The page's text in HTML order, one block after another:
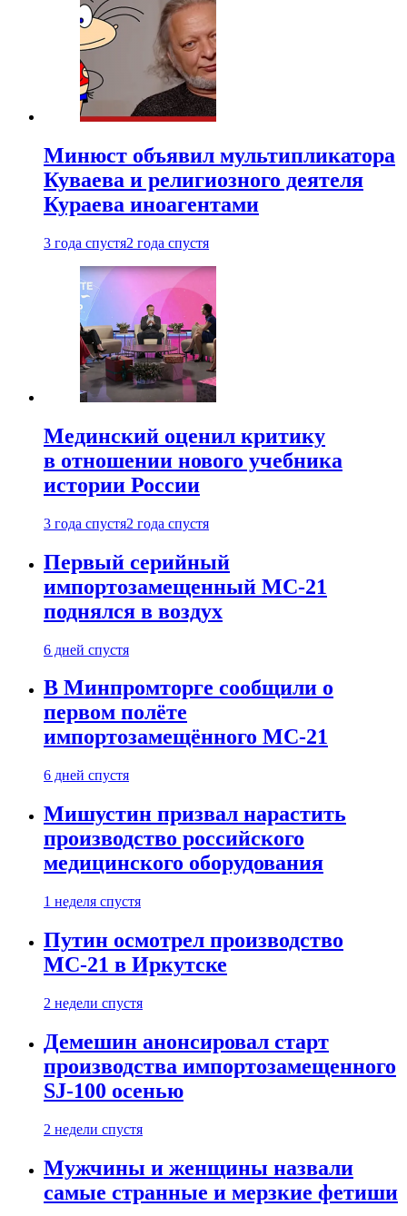
Минюст объявил мультипликатора
Куваева и религиозного деятеля
Кураева иноагентами
3 года спустя2 года спустя
Мединский оценил критику
в отношении нового учебника
истории России
3 года спустя2 года спустя
Первый серийный
импортозамещенный МС-21
поднялся в воздух
6 дней спустя
В Минпромторге сообщили о
первом полёте
импортозамещённого МС-21
6 дней спустя
Мишустин призвал нарастить
производство российского
медицинского оборудования
1 неделя спустя
Путин осмотрел производство
МС-21 в Иркутске
2 недели спустя
Демешин анонсировал старт
производства импортозамещенного
SJ-100 осенью
2 недели спустя
Мужчины и женщины назвали
самые странные и мерзкие фетиши